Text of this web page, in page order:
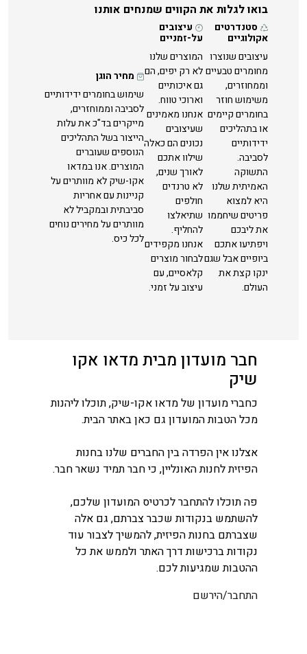
בואו לגלות את הקווים שמנחים אותנו
סטנדרטים
אקולוגיים
עיצובים שנוצרו
מחומרים טבעיים
וממחוזרים,
משימוש חוזר
בחומרים קיימים
או בתהליכים
ידידותיים
לסביבה.
התשוקה
האמיתית שלנו
היא למצוא
פריטים שיחממו
את ליבכם
ויפתיעו אתכם
ביופיים אבל שגם
ינקו קצת את
העולם.
עיצובים
על-זמניים
המוצרים שלנו
לא רק יפים, הם
גם איכותיים
וארוכי טווח.
אנחנו מאמינים
שעיצובים
נכונים הם כאלה
שילוו אתכם
לאורך שנים,
לא טרנדים
חולפים
שתיאלצו
להחליף.
אנחנו מקפידים
לבחור מוצרים
קלאסיים, עם
עיצוב על זמני.
מחיר הוגן
שימוש בחומרים ידידותיים
לסביבה וממוחזרים,
מייקרים בד"כ את עלות
הייצור בשל התהליכים
הנוספים שעוברים
המוצרים. אנו במדאו
אקו-שיק לא מוותרים על
קניינות עם אחריות
סביבתית ובמקביל לא
מוותרים על מחירים נוחים
לכל כיס.
חבר מועדון מבית מדאו אקו
שיק
כחברי מועדון של מדאו אקו-שיק, תוכלו ליהנות
מכל הטבות המועדון גם כאן באתר הבית.
אצלנו אין הפרדה בין החברים שלנו בחנות
הפיזית לחנות האונליין, כי חבר תמיד נשאר חבר.
פה תוכלו להתחבר לכרטיס המועדון שלכם,
להשתמש בנקודות שכבר צברתם, גם אלה
שצברתם בחנות הפיזית, להמשיך לצבור עוד
נקודות ברכישות דרך האתר ולממש את כל
ההטבות שמגיעות לכם.
התחבר/הירשם